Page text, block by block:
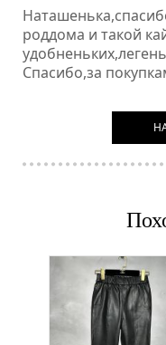
роддома и такой
Спасибо,за